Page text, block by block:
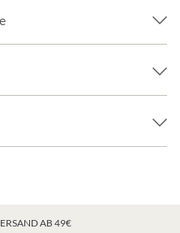
AB 49€